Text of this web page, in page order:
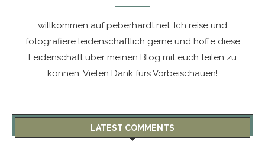
willkommen auf peberhardt.net. Ich reise und
fotografiere leidenschaftlich gerne und hoffe diese
Leidenschaft über meinen Blog mit euch teilen zu
können. Vielen Dank fürs Vorbeischauen!
LATEST COMMENTS